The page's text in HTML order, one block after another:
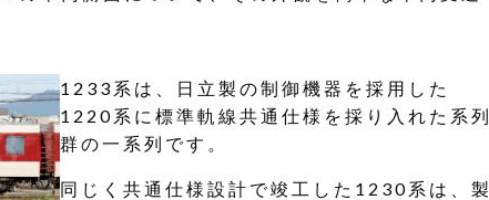
1233系は、日立製の制御機器を採用した
1220系に標準軌線共通仕様を採り入れた系列
群の一系列です。
同じく共通仕様設計で竣工した1230系は、製